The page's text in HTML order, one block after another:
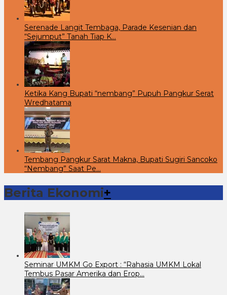
Serenade Langit Tembaga, Parade Kesenian dan
“Sejumput” Tanah Tiap K…
Ketika Kang Bupati “nembang” Pupuh Pangkur Serat
Wredhatama
Tembang Pangkur Sarat Makna, Bupati Sugiri Sancoko
“Nembang” Saat Pe…
Berita Ekonomi+
Seminar UMKM Go Export : “Rahasia UMKM Lokal
Tembus Pasar Amerika dan Erop…